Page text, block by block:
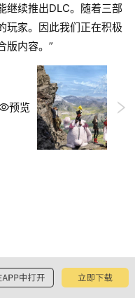
继续推出DLC。随着三部
玩家。因此我们正在积极
版内容。”
预览